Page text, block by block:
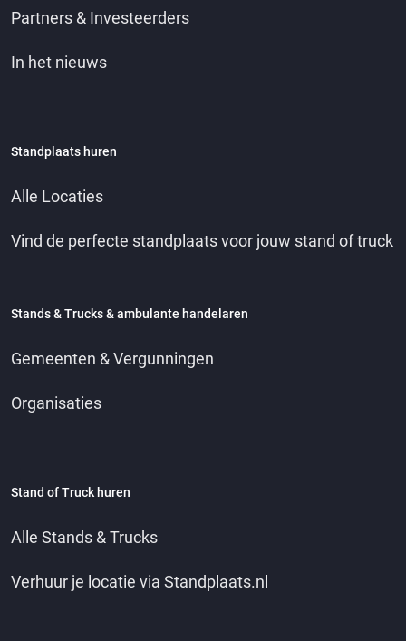
Partners & Investeerders
In het nieuws
Standplaats huren
Alle Locaties
Vind de perfecte standplaats voor jouw stand of truck
Stands & Trucks & ambulante handelaren
Gemeenten & Vergunningen
Organisaties
Stand of Truck huren
Alle Stands & Trucks
Verhuur je locatie via Standplaats.nl